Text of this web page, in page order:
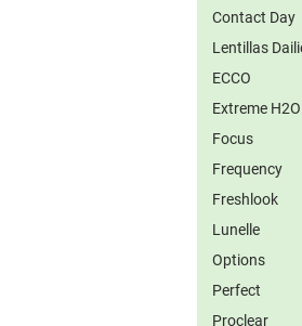
Contact Day
Lentillas
ECCO
Extreme H2O
Focus
Frequency
Freshlook
Lunelle
Options
Perfect
Proclear